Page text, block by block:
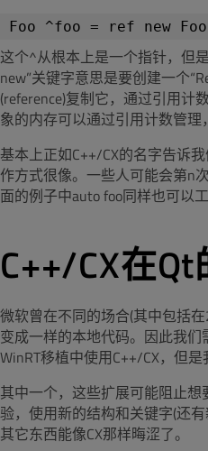
这个^从根本上是一个指针，但
new”关键字意思是要创建一个
(reference)复制它，通过引用计
象的内存可以通过引用计数管理
基本上正如C++/CX的名字告诉
作方式很像。一些人可能会第n
面的例子中auto foo同样也可以
C++/CX在
微软曾在不同的场合(其中包括
变成一样的本地代码。因此我
WinRT移植中使用C++/CX，但
其中一个，这些扩展可能阻止
验，使用新的结构和关键字(还
其它东西能像CX那样晦涩了。